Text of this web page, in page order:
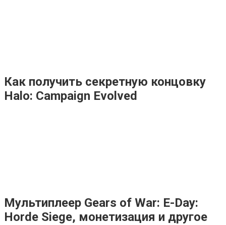
Как получить секретную концовку
Halo: Campaign Evolved
Мультиплеер Gears of War: E-Day:
Horde Siege, монетизация и другое